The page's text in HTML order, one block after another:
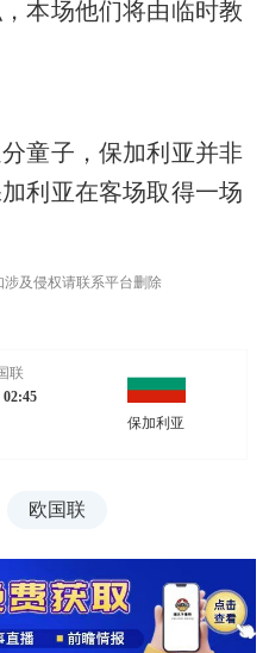
本场他们将由临时教
童子，保加利亚并非
利亚在客场取得一场
及侵权请联系平台删除
联
02:45
保加利亚
欧国联